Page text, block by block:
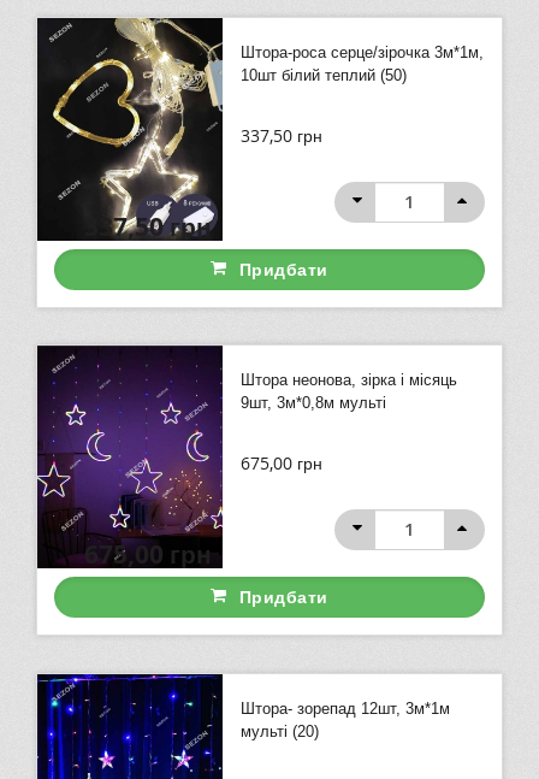
Штора-роса серце/зірочка 3м*1м,
10шт білий теплий (50)
337,50 грн
337,50грн
Придбати
Штора неонова, зірка і місяць
9шт, 3м*0,8м мульті
675,00 грн
675,00 грн
Придбати
Штора- зорепад 12шт, 3м*1м
мульті (20)